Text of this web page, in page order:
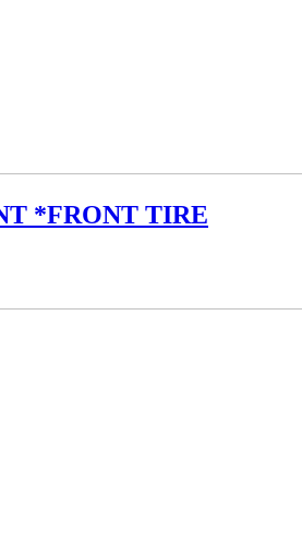
*FRONT TIRE